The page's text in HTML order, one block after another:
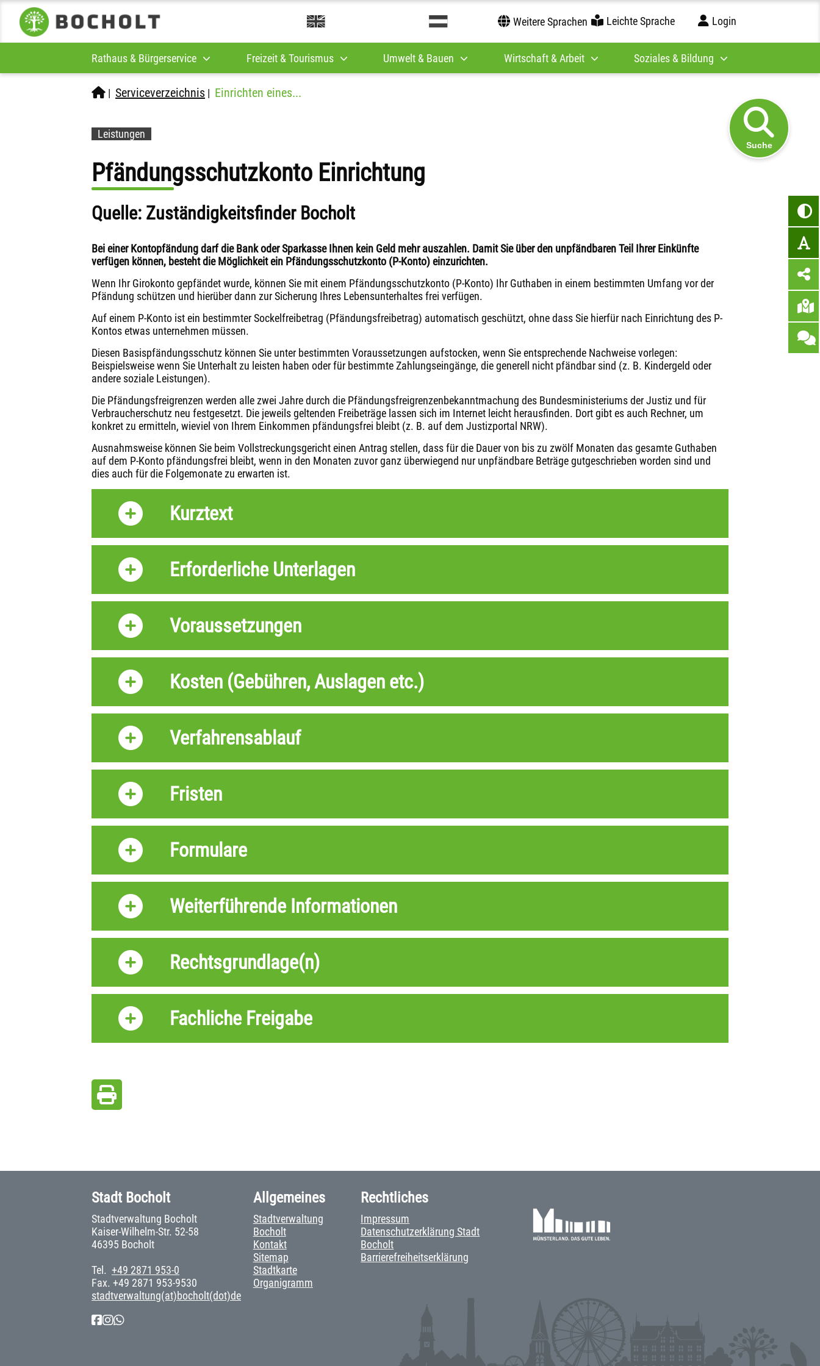
Weitere Sprachen Leichte Sprache Login
Rathaus & Bürgerservice Freizeit & Tourismus Umwelt & Bauen Wirtschaft & Arbeit Soziales & Bildung
Suche
| Serviceverzeichnis | Einrichten eines...
Leistungen
Pfändungsschutzkonto Einrichtung
Quelle: Zuständigkeitsfinder Bocholt
Bei einer Kontopfändung darf die Bank oder Sparkasse Ihnen kein Geld mehr auszahlen. Damit Sie über den unpfändbaren Teil Ihrer Einkünfte
verfügen können, besteht die Möglichkeit ein Pfändungsschutzkonto (P-Konto) einzurichten.
Wenn Ihr Girokonto gepfändet wurde, können Sie mit einem Pfändungsschutzkonto (P-Konto) Ihr Guthaben in einem bestimmten Umfang vor der
Pfändung schützen und hierüber dann zur Sicherung Ihres Lebensunterhaltes frei verfügen.
Auf einem P-Konto ist ein bestimmter Sockelfreibetrag (Pfändungsfreibetrag) automatisch geschützt, ohne dass Sie hierfür nach Einrichtung des P-
Kontos etwas unternehmen müssen.
Diesen Basispfändungsschutz können Sie unter bestimmten Voraussetzungen aufstocken, wenn Sie entsprechende Nachweise vorlegen:
Beispielsweise wenn Sie Unterhalt zu leisten haben oder für bestimmte Zahlungseingänge, die generell nicht pfändbar sind (z. B. Kindergeld oder
andere soziale Leistungen).
Die Pfändungsfreigrenzen werden alle zwei Jahre durch die Pfändungsfreigrenzenbekanntmachung des Bundesministeriums der Justiz und für
Verbraucherschutz neu festgesetzt. Die jeweils geltenden Freibeträge lassen sich im Internet leicht herausfinden. Dort gibt es auch Rechner, um
konkret zu ermitteln, wieviel von Ihrem Einkommen pfändungsfrei bleibt (z. B. auf dem Justizportal NRW).
Ausnahmsweise können Sie beim Vollstreckungsgericht einen Antrag stellen, dass für die Dauer von bis zu zwölf Monaten das gesamte Guthaben
auf dem P-Konto pfändungsfrei bleibt, wenn in den Monaten zuvor ganz überwiegend nur unpfändbare Beträge gutgeschrieben worden sind und
dies auch für die Folgemonate zu erwarten ist.
Kurztext
Erforderliche Unterlagen
Voraussetzungen
Kosten (Gebühren, Auslagen etc.)
Verfahrensablauf
Fristen
Formulare
Weiterführende Informationen
Rechtsgrundlage(n)
Fachliche Freigabe
Stadt Bocholt
Stadtverwaltung Bocholt
Kaiser-Wilhelm-Str. 52-58
46395 Bocholt
Tel. +49 2871 953-0
Fax. +49 2871 953-9530
stadtverwaltung(at)bocholt(dot)de
Allgemeines
Stadtverwaltung
Bocholt
Kontakt
Sitemap
Stadtkarte
Organigramm
Rechtliches
Impressum
Datenschutzerklärung Stadt
Bocholt
Barrierefreiheitserklärung